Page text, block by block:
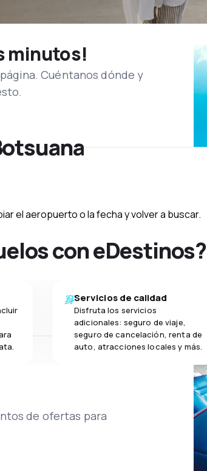
minutos!
Cuéntanos dónde y
el aeropuerto o la fecha y volver a buscar.
con eDestinos?
Servicios de calidad
Disfruta los servicios
adicionales: seguro de viaje,
seguro de cancelación, renta de
auto, atracciones locales y más.
de ofertas para